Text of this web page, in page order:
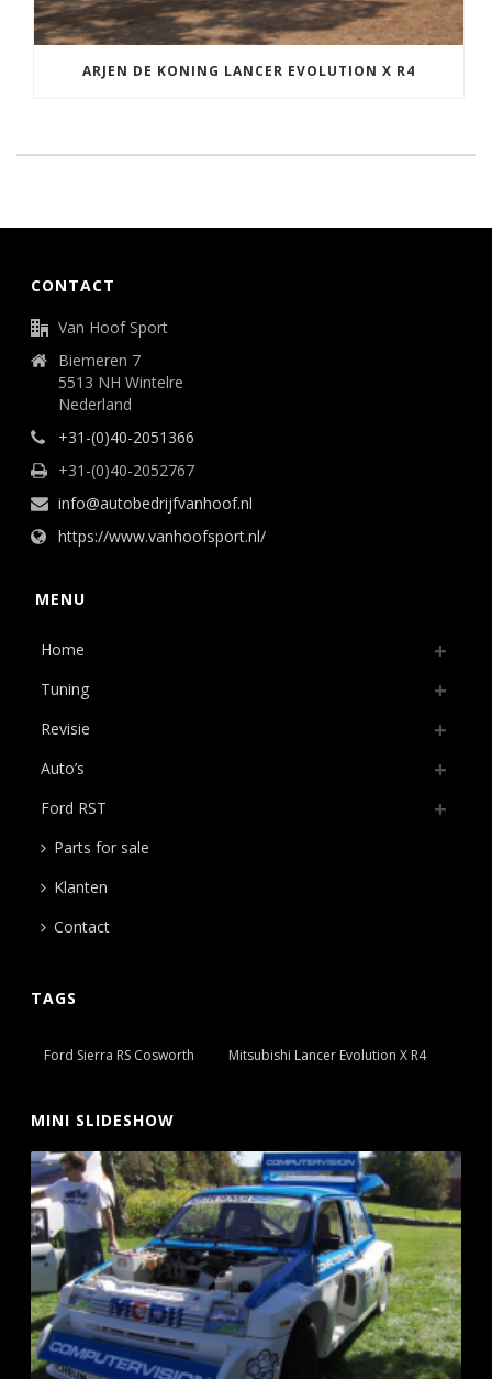
ARJEN DE KONING LANCER EVOLUTION X R4
CONTACT
Van Hoof Sport
Biemeren 7
5513 NH Wintelre
Nederland
+31-(0)40-2051366
+31-(0)40-2052767
info@autobedrijfvanhoof.nl
https://www.vanhoofsport.nl/
MENU
Home
Tuning
Revisie
Auto’s
Ford RST
Parts for sale
Klanten
Contact
TAGS
Ford Sierra RS Cosworth Mitsubishi Lancer Evolution X R4
MINI SLIDESHOW